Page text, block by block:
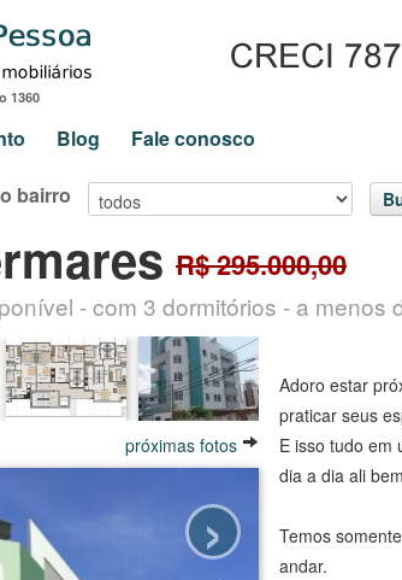
1360
Blog Fale conosco
bairro
R$ 295.000,00
- com 3 dormitórios - a menos
próximas fotos
›
Adoro estar
praticar seus
E isso tudo em
dia a dia ali
Temos
andar.